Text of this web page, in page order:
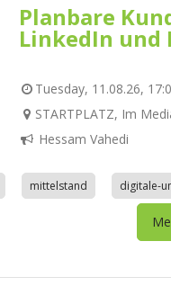
Planbare
LinkedIn und
Tuesday, 11.08.26,
STARTPLATZ, Im
Hessam Vahedi
mittelstand digitale-